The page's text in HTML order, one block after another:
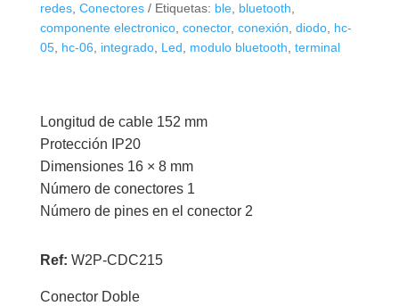
redes, Conectores Etiquetas: ble, bluetooth,
componente electronico, conector, conexión, diodo, hc-
05, hc-06, integrado, Led, modulo bluetooth, terminal
Longitud de cable 152 mm
Protección IP20
Dimensiones 16 × 8 mm
Número de conectores 1
Número de pines en el conector 2
Ref: W2P-CDC215
Conector Doble